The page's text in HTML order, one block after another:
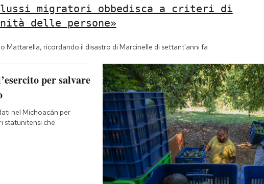
migratori obbedisca a criteri di
delle persone»
Mattarella, ricordando il disastro di Marcinelle di settant'anni fa
per salvare
nel Michoacán per
statunitensi che